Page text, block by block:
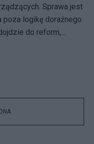
Sprawa jest
poza logikę doraźnego
do reform,...